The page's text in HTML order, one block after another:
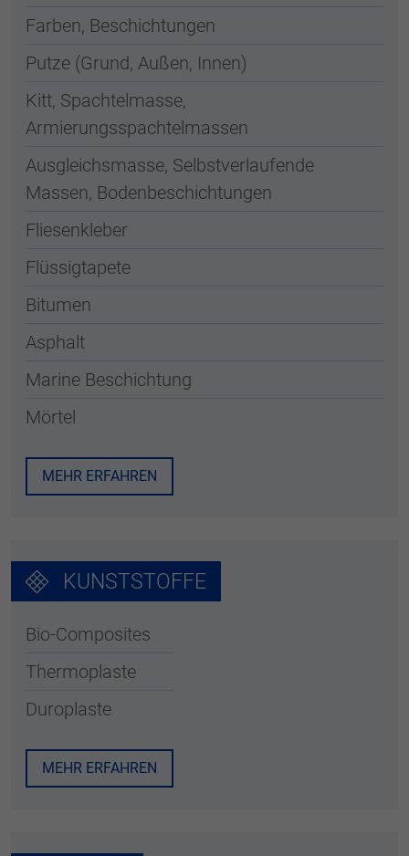
Farben, Beschichtungen
Putze (Grund, Außen, Innen)
Kitt, Spachtelmasse,
Armierungsspachtelmassen
Ausgleichsmasse, Selbstverlaufende
Massen, Bodenbeschichtungen
Fliesenkleber
Flüssigtapete
Bitumen
Asphalt
Marine Beschichtung
Mörtel
MEHR ERFAHREN
KUNSTSTOFFE
Bio-Composites
Thermoplaste
Duroplaste
MEHR ERFAHREN